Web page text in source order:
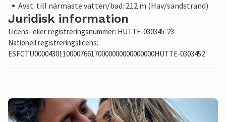
Avst. till närmaste vatten/bad: 212 m (Hav/sandstrand)
Juridisk information
Licens- eller registreringsnummer: HUTTE-030345-23
Nationell registreringslicens:
ESFCTU0000430110000766170000000000000000HUTTE-0303452